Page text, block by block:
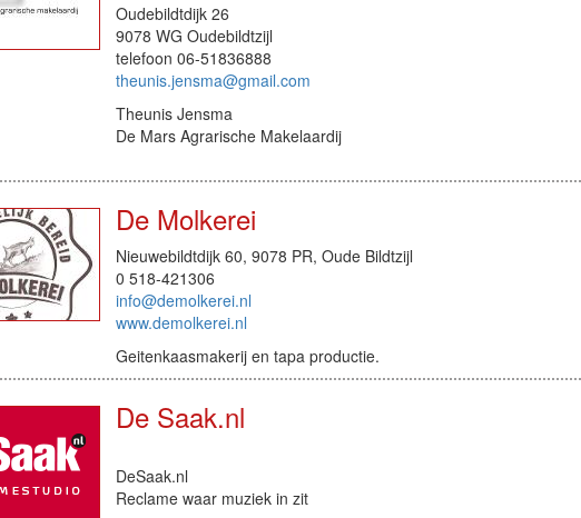
Oudebildtdijk 26
9078 WG Oudebildtzijl
telefoon 06-51836888
theunis.jensma@gmail.com
Theunis Jensma
De Mars Agrarische Makelaardij
De Molkerei
Nieuwebildtdijk 60, 9078 PR, Oude Bildtzijl
0 518-421306
info@demolkerei.nl
www.demolkerei.nl
Geitenkaasmakerij en tapa productie.
De Saak.nl
DeSaak.nl
Reclame waar muziek in zit